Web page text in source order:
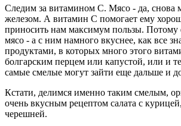
Следим за витамином C. Мясо - да, снова
железом. А витамин C помогает ему
приносить нам максимум пользы. Потому
мясо - а с ним намного вкуснее, как все
продуктами, в которых много этого
болгарским перцем или капустой, или и
самые смелые могут зайти еще дальше и
Кстати, делимся именно таким смелым,
очень вкусным рецептом салата с
черешней.